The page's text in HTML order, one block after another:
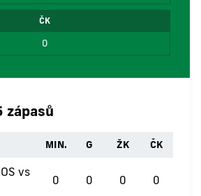
ČK
0
zápasů
MIN. G ŽK ČK
vs
0 0 0 0